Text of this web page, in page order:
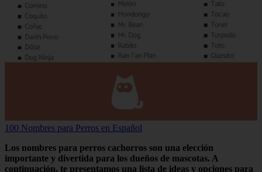
100 Nombres para Perros en Español
Los nombres para perros cachorros son una elección
importante y divertida para los dueños de mascotas. A
continuación, te presentamos una lista de ideas y opciones para